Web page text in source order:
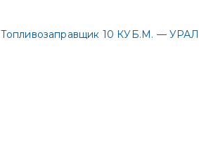
Топливозаправщик 10 КУБ.М. —